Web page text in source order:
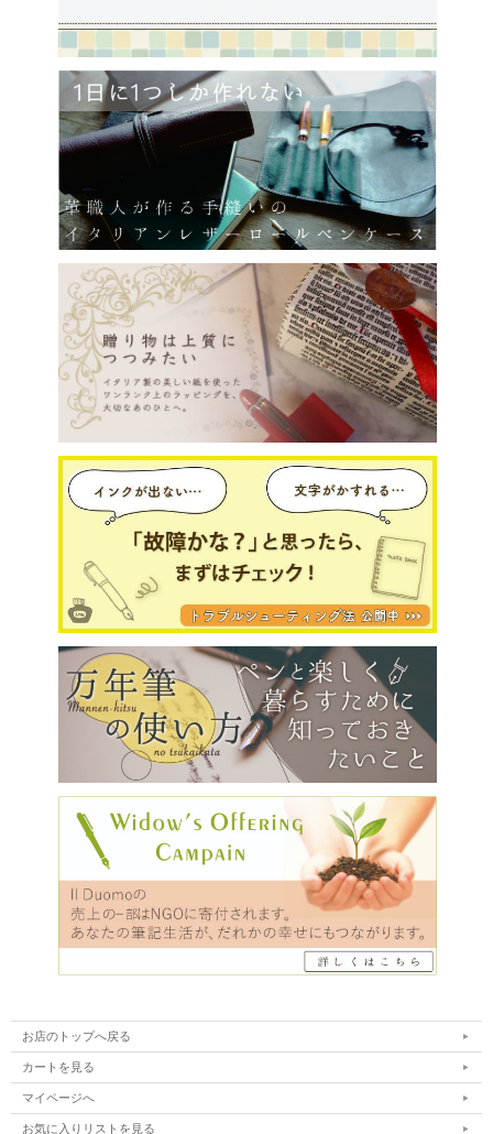
お店のトップへ戻る
カートを見る
マイページへ
お気に入りリストを見る